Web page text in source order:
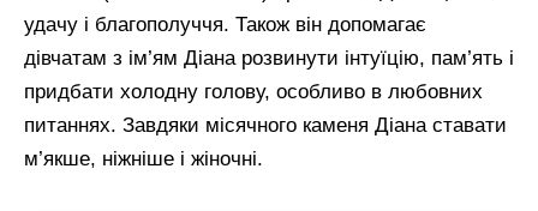
удачу і благополуччя. Також він допомагає
дівчатам з ім’ям Діана розвинути інтуїцію, пам’ять і
придбати холодну голову, особливо в любовних
питаннях. Завдяки місячного каменя Діана ставати
м’якше, ніжніше і жіночні.